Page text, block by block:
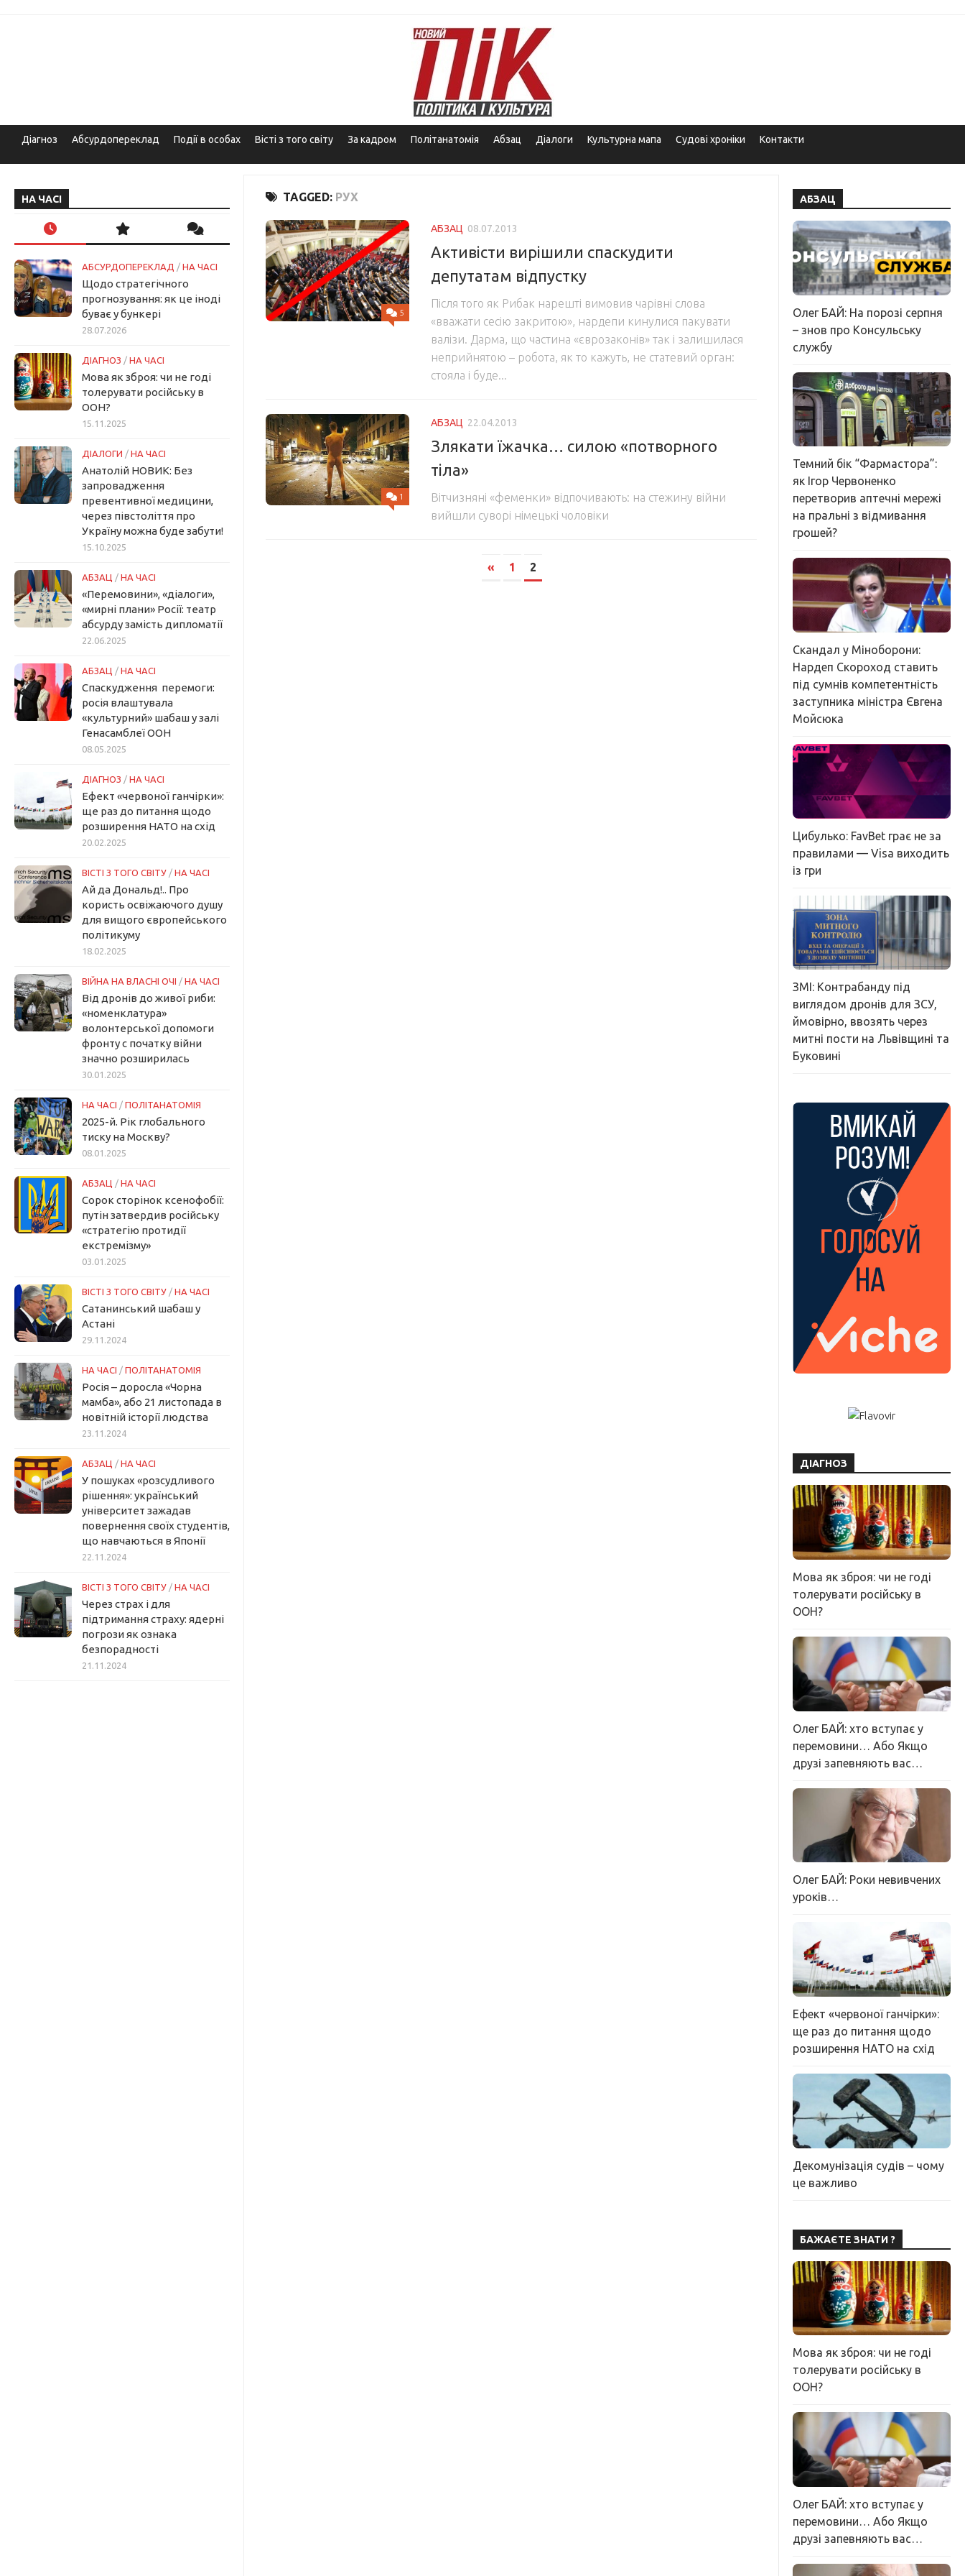
Діагноз Абсурдопереклад Події в особах Вісті з того світу За кадром Політанатомія Абзац Діалоги Культурна мапа Судові хроніки Контакти
TAGGED: РУХ
5
АБЗАЦ 08.07.2013
Активісти вирішили спаскудити
депутатам відпустку
Після того як Рибак нарешті вимовив чарівні слова
«вважати сесію закритою», нардепи кинулися пакувати
валізи. Дарма, що частина «єврозаконів» так і залишилася
неприйнятою – робота, як то кажуть, не статевий орган:
стояла і буде...
1
АБЗАЦ 22.04.2013
Злякати їжачка… силою «потворного
тіла»
Вітчизняні «феменки» відпочивають: на стежину війни
вийшли суворі німецькі чоловіки
« 1 2
НА ЧАСІ
АБСУРДОПЕРЕКЛАД / НА ЧАСІ
Щодо стратегічного
прогнозування: як це іноді
буває у бункері
28.07.2026
ДІАГНОЗ / НА ЧАСІ
Мова як зброя: чи не годі
толерувати російську в
ООН?
15.11.2025
ДІАЛОГИ / НА ЧАСІ
Анатолій НОВИК: Без
запровадження
превентивної медицини,
через півстоліття про
Україну можна буде забути!
15.10.2025
АБЗАЦ / НА ЧАСІ
«Перемовини», «діалоги»,
«мирні плани» Росії: театр
абсурду замість дипломатії
22.06.2025
АБЗАЦ / НА ЧАСІ
Спаскудження перемоги:
росія влаштувала
«культурний» шабаш у залі
Генасамблеї ООН
08.05.2025
ДІАГНОЗ / НА ЧАСІ
Ефект «червоної ганчірки»:
ще раз до питання щодо
розширення НАТО на схід
20.02.2025
ВІСТІ З ТОГО СВІТУ / НА ЧАСІ
Ай да Дональд!.. Про
користь освіжаючого душу
для вищого європейського
політикуму
18.02.2025
ВІЙНА НА ВЛАСНІ ОЧІ / НА ЧАСІ
Від дронів до живої риби:
«номенклатура»
волонтерської допомоги
фронту с початку війни
значно розширилась
30.01.2025
НА ЧАСІ / ПОЛІТАНАТОМІЯ
2025-й. Рік глобального
тиску на Москву?
08.01.2025
АБЗАЦ / НА ЧАСІ
Сорок сторінок ксенофобії:
путін затвердив російську
«стратегію протидії
екстремізму»
03.01.2025
ВІСТІ З ТОГО СВІТУ / НА ЧАСІ
Сатанинський шабаш у
Астані
29.11.2024
НА ЧАСІ / ПОЛІТАНАТОМІЯ
Росія – доросла «Чорна
мамба», або 21 листопада в
новітній історії людства
23.11.2024
АБЗАЦ / НА ЧАСІ
У пошуках «розсудливого
рішення»: український
університет зажадав
повернення своїх студентів,
що навчаються в Японії
22.11.2024
ВІСТІ З ТОГО СВІТУ / НА ЧАСІ
Через страх і для
підтримання страху: ядерні
погрози як ознака
безпорадності
21.11.2024
АБЗАЦ
Олег БАЙ: На порозі серпня
– знов про Консульську
службу
Темний бік “Фармастора”:
як Ігор Червоненко
перетворив аптечні мережі
на пральні з відмивання
грошей?
Скандал у Міноборони:
Нардеп Скороход ставить
під сумнів компетентність
заступника міністра Євгена
Мойсюка
Цибулько: FavBet грає не за
правилами — Visa виходить
із гри
ЗМІ: Контрабанду під
виглядом дронів для ЗСУ,
ймовірно, ввозять через
митні пости на Львівщині та
Буковині
ДІАГНОЗ
Мова як зброя: чи не годі
толерувати російську в
ООН?
Олег БАЙ: хто вступає у
перемовини… Або Якщо
друзі запевняють вас…
Олег БАЙ: Роки невивчених
уроків…
Ефект «червоної ганчірки»:
ще раз до питання щодо
розширення НАТО на схід
Декомунізація судів – чому
це важливо
БАЖАЄТЕ ЗНАТИ ?
Мова як зброя: чи не годі
толерувати російську в
ООН?
Олег БАЙ: хто вступає у
перемовини… Або Якщо
друзі запевняють вас…